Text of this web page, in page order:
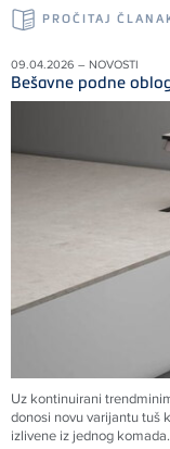
PROČITAJ
09.04.2026 – NOVOSTI
Bešavne podne
Uz kontinuirani
donosi novu varijantu tuš
izlivene iz jednog komada.